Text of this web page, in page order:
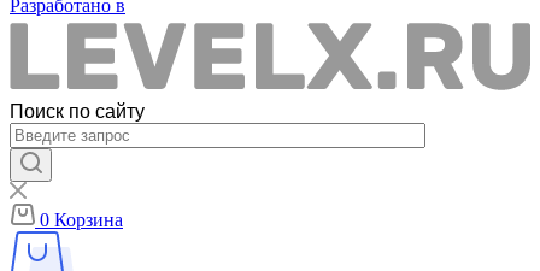
Разработано в
Поиск по сайту
0 Корзина